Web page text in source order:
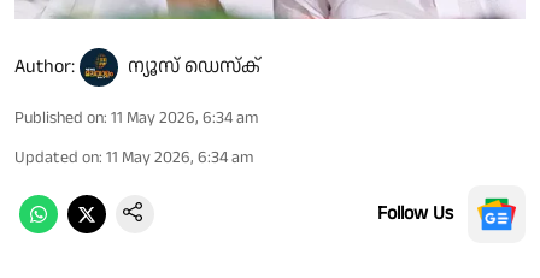
Author: ന്യൂസ് ഡെസ്ക്
Published on: 11 May 2026, 6:34 am
Updated on: 11 May 2026, 6:34 am
Follow Us